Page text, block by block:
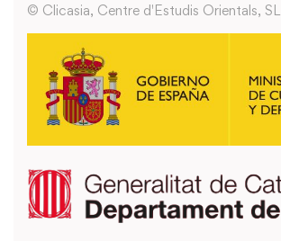
© Clicasia, Centre d'Estudis Orientals, SL